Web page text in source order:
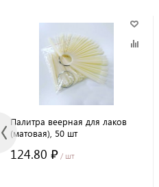
Палитра веерная для лаков
(матовая), 50 шт
124.80 ₽ / шт